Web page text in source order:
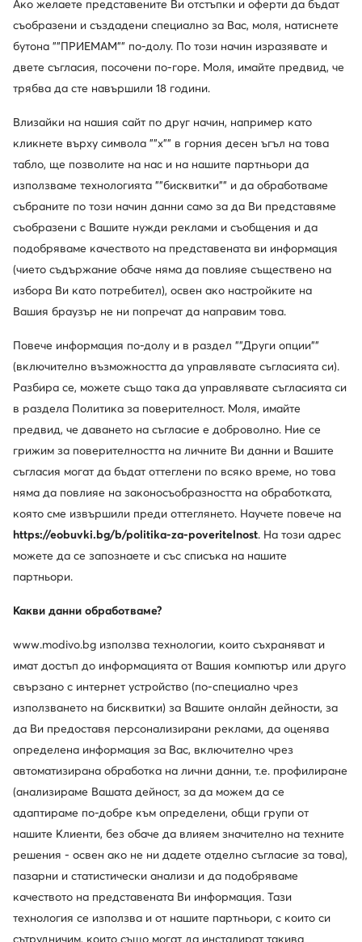
CMP
Апрески · Розов
Апрески · Розов
CMP
Hunter
Vertigo Alpes
Апрески · Розов
41,93€
Naturino
Апрески · Розов
86,41€
Ако желаете представените Ви отстъпки и оферти да бъдат
съобразени и създадени специално за Вас, моля, натиснете
бутона ""ПРИЕМАМ"" по-долу. По този начин изразявате и
двете съгласия, посочени по-горе. Моля, имайте предвид, че
трябва да сте навършили 18 години.
Влизайки на нашия сайт по друг начин, например като
кликнете върху символа ""x"" в горния десен ъгъл на това
табло, ще позволите на нас и на нашите партньори да
използваме технологията ""бисквитки"" и да обработваме
събраните по този начин данни само за да Ви представяме
съобразени с Вашите нужди реклами и съобщения и да
подобряваме качеството на представената ви информация
(чието съдържание обаче няма да повлияе съществено на
избора Ви като потребител), освен ако настройките на
Вашия браузър не ни попречат да направим това.
Повече информация по-долу и в раздел ""Други опции""
(включително възможността да управлявате съгласията си).
Разбира се, можете също така да управлявате съгласията си
в раздела Политика за поверителност. Моля, имайте
предвид, че даването на съгласие е доброволно. Ние се
грижим за поверителността на личните Ви данни и Вашите
съгласия могат да бъдат оттеглени по всяко време, но това
няма да повлияе на законосъобразността на обработката,
която сме извършили преди оттеглянето. Научете повече на
https://eobuvki.bg/b/politika-za-poveritelnost. На този адрес
можете да се запознаете и със списъка на нашите
партньори.
Какви данни обработваме?
www.modivo.bg използва технологии, които съхраняват и
имат достъп до информацията от Вашия компютър или друго
свързано с интернет устройство (по-специално чрез
използването на бисквитки) за Вашите онлайн дейности, за
да Ви предоставя персонализирани реклами, да оценява
определена информация за Вас, включително чрез
автоматизирана обработка на лични данни, т.е. профилиране
(анализираме Вашата дейност, за да можем да се
адаптираме по-добре към определени, общи групи от
нашите Клиенти, без обаче да влияем значително на техните
решения - освен ако не ни дадете отделно съгласие за това),
пазарни и статистически анализи и да подобряваме
качеството на представената Ви информация. Тази
технология се използва и от нашите партньори, с които си
сътрудничим, които също могат да инсталират такива